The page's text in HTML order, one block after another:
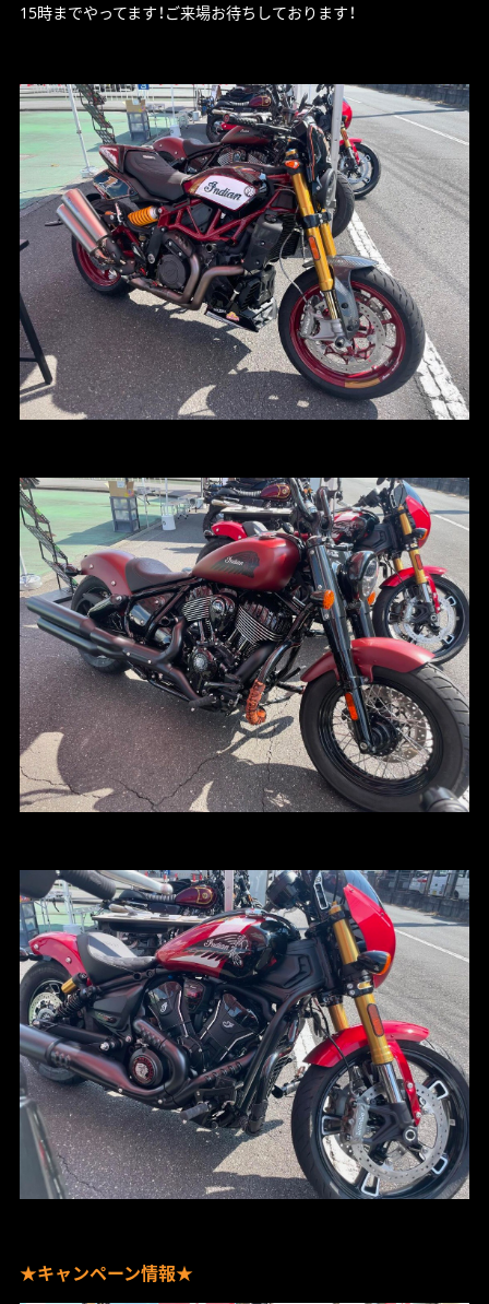
15時までやってます！ご来場お待ちしております！
★キャンペーン情報★